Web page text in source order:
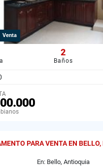
Venta
2
Baños
PARA VENTA EN BELLO,
En: Bello, Antioquia